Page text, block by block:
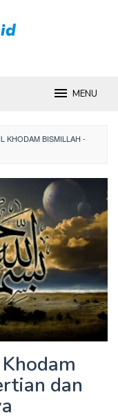
MENU
KHODAM BISMILLAH -
dan